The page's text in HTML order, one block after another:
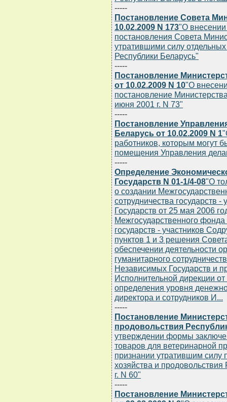
-----
Постановление Совета
10.02.2009 N 173"О
постановления Совета
утратившими силу
Республики Беларусь"
-----
Постановление
от 10.02.2009 N 10"О
постановление
июня 2001 г. N 73"
-----
Постановление
Беларусь от 10.02.2009 N 1
работников, которым могут
помещения Управления
-----
Определение
Государств N 01-1/4-08"О
о создании
сотрудничества государств
Государств от 25 мая 2006
Межгосударственного фонда
государств - участников
пунктов 1 и 3 решения
обеспечении деятельности
гуманитарного
Независимых Государств и
Исполнительной дирекции
определения уровня
директора и сотрудников И...
-----
Постановление
продовольствия
утверждении формы
товаров для ветеринарной
признании утратившим силу
хозяйства и
г. N 60"
-----
Постановление